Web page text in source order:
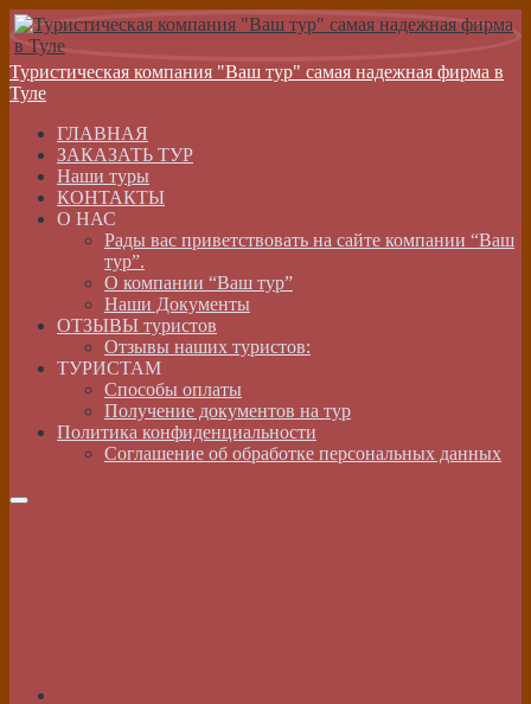
Туристическая компания "Ваш тур" самая надежная фирма в
Туле
ГЛАВНАЯ
ЗАКАЗАТЬ ТУР
Наши туры
КОНТАКТЫ
О НАС
Рады вас приветствовать на сайте компании “Ваш
тур”.
О компании “Ваш тур”
Наши Документы
ОТЗЫВЫ туристов
Отзывы наших туристов:
ТУРИСТАМ
Способы оплаты
Получение документов на тур
Политика конфиденциальности
Соглашение об обработке персональных данных